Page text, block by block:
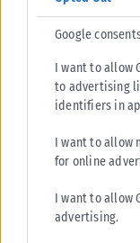
Google
I want to allow
to advertising
identifiers in
I want to allow
for online
I want to allow
advertising.